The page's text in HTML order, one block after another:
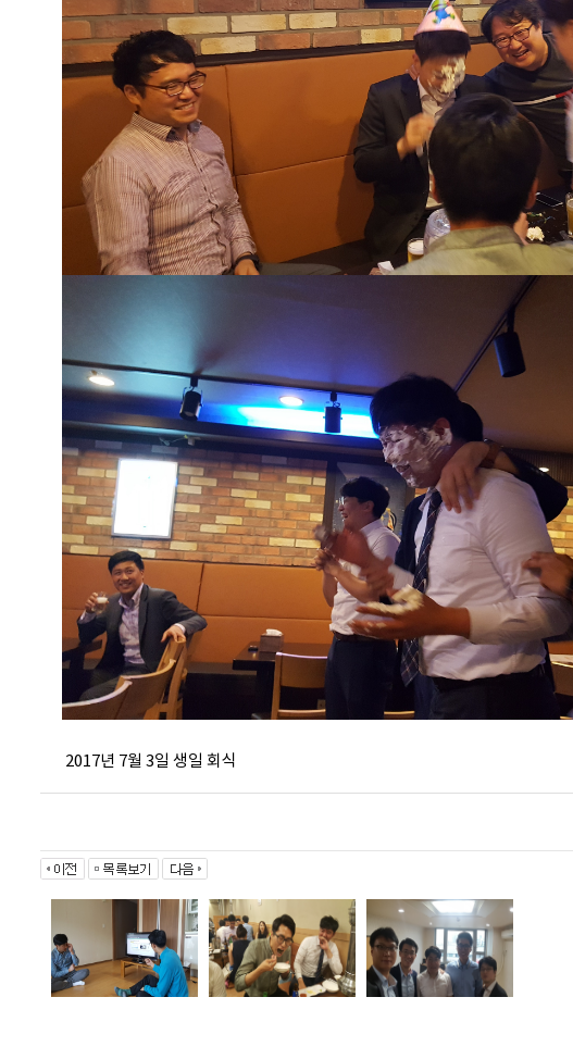
2017년 7월 3일 생일 회식